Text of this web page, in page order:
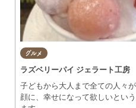
美浜町
南知多町
習い事・趣味
宿泊
観光・自然
グルメ
ラズベリーパイ ジェラート工房
子どもから大人まで全ての人々
顔に、幸せになって欲しいとい